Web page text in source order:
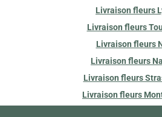
Livraison fleurs
Livraison fleurs
Livraison fleurs
Livraison fleurs
Livraison fleurs
Livraison fleurs